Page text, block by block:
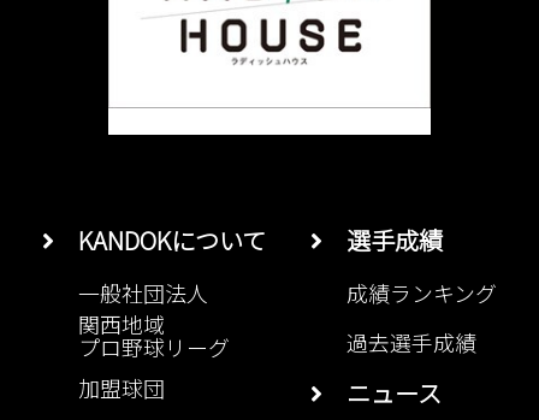
KANDOKについて
一般社団法人
関西地域
プロ野球リーグ
加盟球団
選手成績
成績ランキング
過去選手成績
ニュース